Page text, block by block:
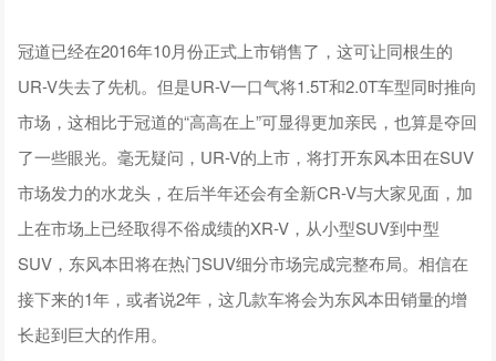
冠道已经在2016年10月份正式上市销售了，这可让同根生的
UR-V失去了先机。但是UR-V一口气将1.5T和2.0T车型同时推向
市场，这相比于冠道的“高高在上”可显得更加亲民，也算是夺回
了一些眼光。毫无疑问，UR-V的上市，将打开东风本田在SUV
市场发力的水龙头，在后半年还会有全新CR-V与大家见面，加
上在市场上已经取得不俗成绩的XR-V，从小型SUV到中型
SUV，东风本田将在热门SUV细分市场完成完整布局。相信在
接下来的1年，或者说2年，这几款车将会为东风本田销量的增
长起到巨大的作用。